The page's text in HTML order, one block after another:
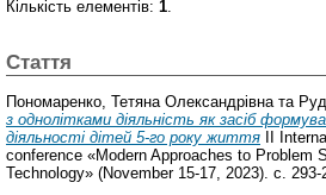
Кількість елементів: 1.
Стаття
Пономаренко, Тетяна Олександрівна та
з однолітками діяльність як засіб
діяльності дітей 5-го року життя IІ
conference «Modern Approaches to Problem
Technology» (November 15-17, 2023). с. 293-